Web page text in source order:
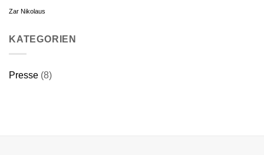
Zar Nikolaus
KATEGORIEN
Presse (8)